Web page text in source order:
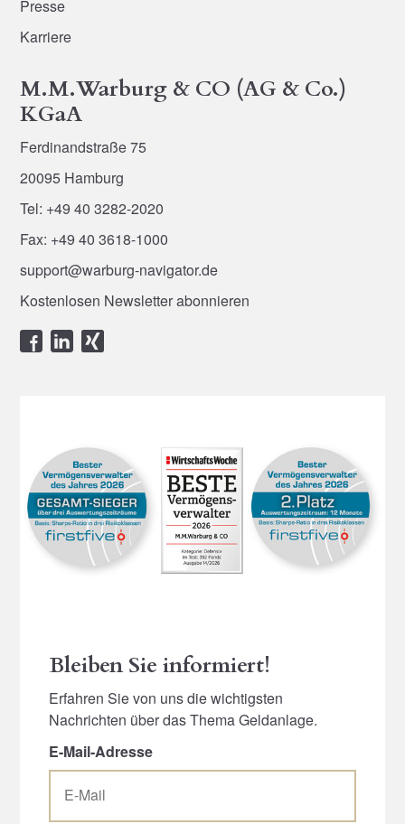
Presse
Karriere
M.M.Warburg & CO (AG & Co.)
KGaA
Ferdinandstraße 75
20095 Hamburg
Tel: +49 40 3282-2020
Fax: +49 40 3618-1000
support@warburg-navigator.de
Kostenlosen Newsletter abonnieren
Bleiben Sie informiert!
Erfahren Sie von uns die wichtigsten
Nachrichten über das Thema Geldanlage.
E-Mail-Adresse